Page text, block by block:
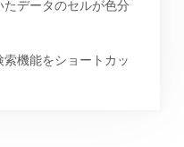
データのセルが色分
機能をショートカッ